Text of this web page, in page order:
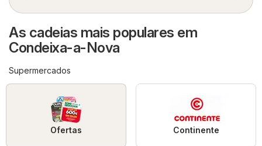
As cadeias mais populares em
Condeixa-a-Nova
Supermercados
Ofertas Continente